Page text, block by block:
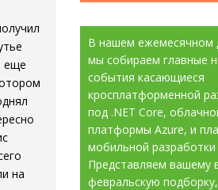
еще
на
В нашем ежемесячном
мы собираем главные
события касающиеся
кросплатформенной
под .NET Core,
платформы Azure, и
мобильной разработки
Представляем вашему
февральскую